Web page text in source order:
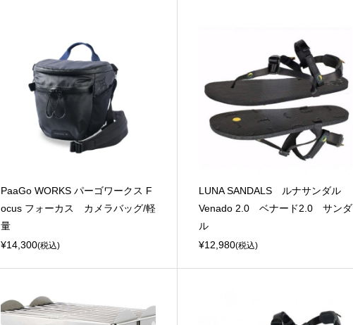
PaaGo WORKS パーゴワークス F
ocus フォーカス カメラバッグ/軽
量
¥14,300(税込)
LUNA SANDALS ルナサンダル
Venado 2.0 ベナード2.0 サンダ
ル
¥12,980(税込)